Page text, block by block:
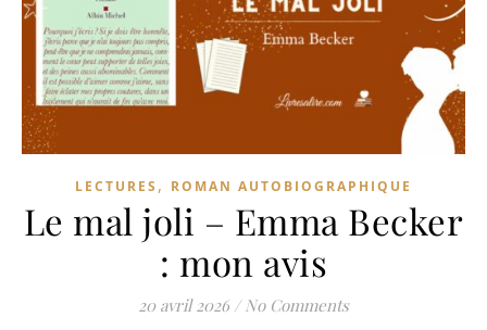
LECTURES , ROMAN AUTOBIOGRAPHIQUE
Le mal joli – Emma Becker
: mon avis
20 avril 2026 / No Comments